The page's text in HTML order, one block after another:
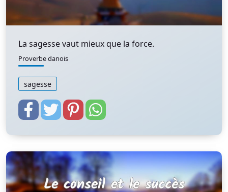
La sagesse vaut mieux que la force.
Proverbe danois
sagesse